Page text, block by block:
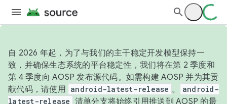
自 2026 年起，为了与我们的主干稳定开发模型保持一
致，并确保生态系统的平台稳定性，我们将在第 2 季度和
第 4 季度向 AOSP 发布源代码。如需构建 AOSP 并为其贡
献代码，请使用 android-latest-release 。
android-
latest-release 清单分支将始终引用推送到 AOSP 的最